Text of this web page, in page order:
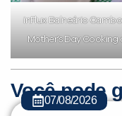
inFlux Balneário
Mother’s Day Cooking
Você pode
07/08/2026